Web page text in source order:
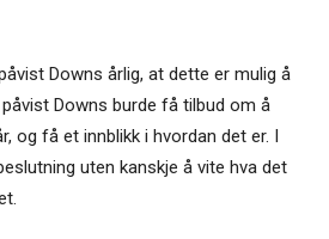
Downs årlig, at dette er mulig å
Downs burde få tilbud om å
og få et innblikk i hvordan det er. I
uten kanskje å vite hva det